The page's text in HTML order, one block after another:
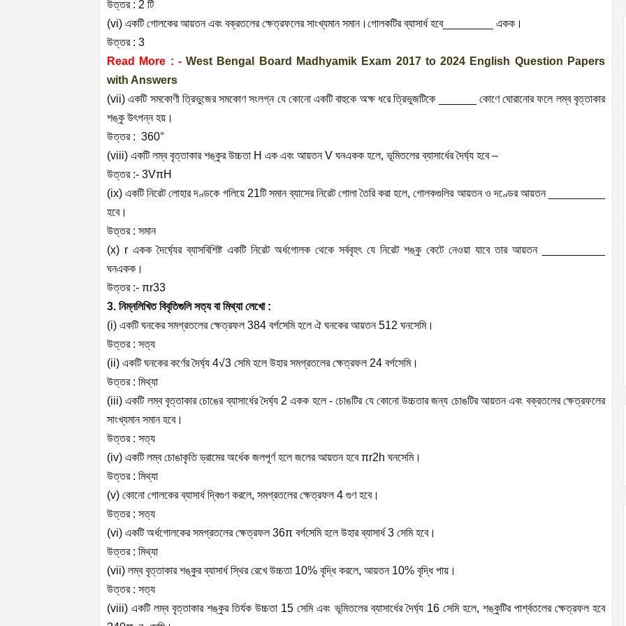
উত্তর : 2 টি
(vi) একটি গোলকের আয়তন এবং বক্রতলের ক্ষেত্রফলের সাংখ্যমান সমান।গোলকটির ব্যাসার্ধ হবে________ একক।
উত্তর : 3
Read More : - West Bengal Board Madhyamik Exam 2017 to 2024 English Question Papers
with Answers
(vii) একটি সমকোণী ত্রিভুজের সমকোণ সংলগ্ন যে কোনো একটি বাহুকে অক্ষ ধরে ত্রিভুজটিকে ______ কোণে ঘোরানোর ফলে লম্ব বৃত্তাকার
শঙ্কু উৎপন্ন হয়।
উত্তর : 360°
(viii) একটি লম্ব বৃত্তাকার শঙ্কুর উচ্চতা H এক এবং আয়তন V ঘনএকক হলে, ভূমিতলের ব্যাসার্ধের দৈর্ঘ্য হবে –
উত্তর :- 3VπH
(ix) একটি নিরেট লোহার দণ্ডকে গলিয়ে 21টি সমান ব্যাসের নিরেট গোলা তৈরি করা হলে, গোলকগুলির আয়তন ও দণ্ডের আয়তন _________
হবে।
উত্তর : সমান
(x) r একক দৈর্ঘ্যের ব্যাসবিশিষ্ট একটি নিরেট অর্ধগোলক থেকে সর্ববৃহৎ যে নিরেট শঙ্কু কেটে নেওয়া যাবে তার আয়তন __________
ঘনএকক।
উত্তর :- πr33
3. নিম্নলিখিত বিবৃতিগুলি সত্য বা মিথ্যা লেখো :
(i) একটি ঘনকের সমগ্রতলের ক্ষেত্রফল 384 বর্গসেমি হলে ঐ ঘনকের আয়তন 512 ঘনসেমি।
উত্তর : সত্য
(ii) একটি ঘনকের কর্ণের দৈর্ঘ্য 4√3 সেমি হলে উহার সমগ্রতলের ক্ষেত্রফল 24 বর্গসেমি।
উত্তর : মিথ্যা
(iii) একটি লম্ব বৃত্তাকার চোঙের ব্যাসার্ধের দৈর্ঘ্য 2 একক হলে - চোঙটির যে কোনো উচ্চতার জন্য চোঙটির আয়তন এবং বক্রতলের ক্ষেত্রফলের
সাংখ্যমান সমান হবে।
উত্তর : সত্য
(iv) একটি লম্ব চোঙাকৃতি ড্রামের অর্ধেক জলপূর্ণ হলে জলের আয়তন হবেπr2h ঘনসেমি।
উত্তর : মিথ্যা
(v) কোনো গোলকের ব্যাসার্ধ দ্বিগুণ করলে, সমগ্রতলের ক্ষেত্রফল 4 গুণ হবে।
উত্তর : সত্য
(vi) একটি অর্ধগোলকের সমগ্রতলের ক্ষেত্রফল36π বর্গসেমি হলে উহার ব্যাসার্ধ 3 সেমি হবে।
উত্তর : মিথ্যা
(vii) লম্ব বৃত্তাকার শঙ্কুর ব্যাসার্ধ স্থির রেখে উচ্চতা 10% বৃদ্ধি করলে, আয়তন 10% বৃদ্ধি পায়।
উত্তর : সত্য
(viii) একটি লম্ব বৃত্তাকার শঙ্কুর তির্যক উচ্চতা 15 সেমি এবং ভূমিতলের ব্যাসার্ধের দৈর্ঘ্য 16 সেমি হলে, শঙ্কুটির পার্শ্বতলের ক্ষেত্রফল হবে